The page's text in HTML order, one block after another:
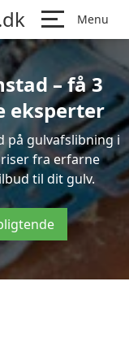
Menu
– få 3
eksperter
på gulvafslibning i
fra erfarne
til dit gulv.